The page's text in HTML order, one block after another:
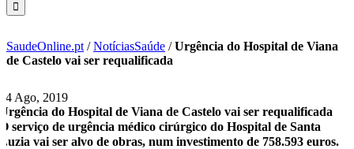
SaudeOnline.pt /NotíciasSaúde /Urgência do Hospital de Viana
de Castelo vai ser requalificada
14 Ago, 2019
Urgência do Hospital de Viana de Castelo vai ser requalificada
O serviço de urgência médico cirúrgico do Hospital de Santa
Luzia vai ser alvo de obras, num investimento de 758.593 euros.